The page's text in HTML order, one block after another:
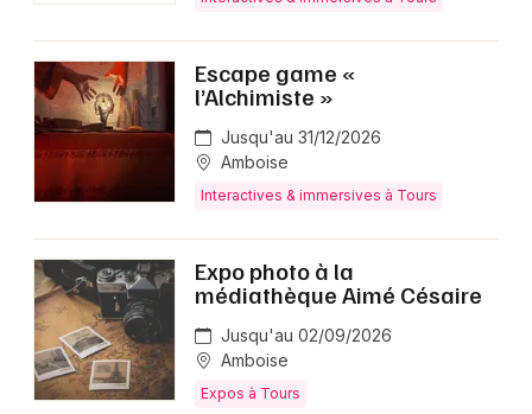
Escape game «
l’Alchimiste »
Jusqu'au 31/12/2026
Amboise
Interactives & immersives à Tours
Expo photo à la
médiathèque Aimé Césaire
Jusqu'au 02/09/2026
Amboise
Expos à Tours